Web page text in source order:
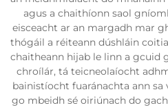
agus a chaithíonn saol
eisceacht ar an margadh mar
thógáil a réiteann dúshláin
chaitheann hijab le linn a gcuid
chroílár, tá teicneolaíocht
bainistíocht fuaránachta ann
go mbeidh sé oiriúnach do